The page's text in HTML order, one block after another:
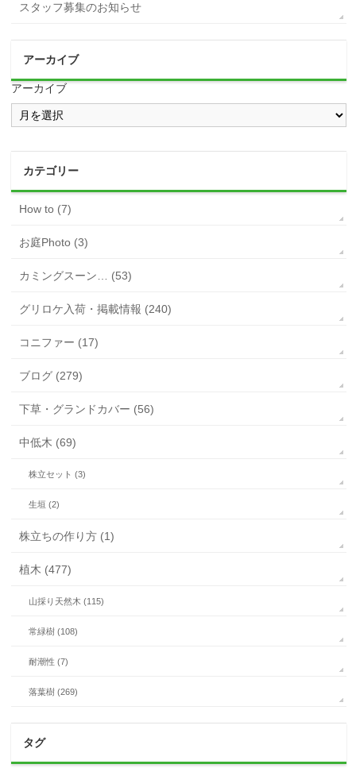
スタッフ募集のお知らせ
アーカイブ
アーカイブ
カテゴリー
How to (7)
お庭Photo (3)
カミングスーン… (53)
グリロケ入荷・掲載情報 (240)
コニファー (17)
ブログ (279)
下草・グランドカバー (56)
中低木 (69)
株立セット (3)
生垣 (2)
株立ちの作り方 (1)
植木 (477)
山採り天然木 (115)
常緑樹 (108)
耐潮性 (7)
落葉樹 (269)
タグ